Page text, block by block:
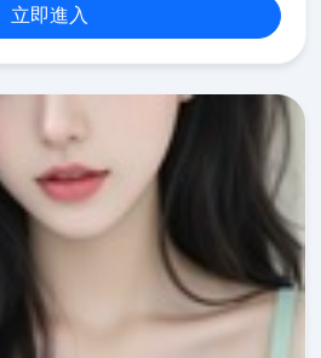
立即進入